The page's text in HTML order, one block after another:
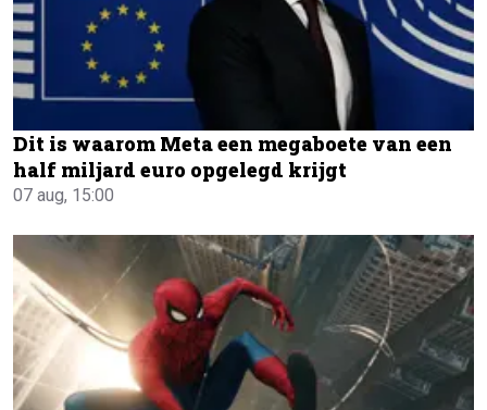
Dit is waarom Meta een megaboete van een
half miljard euro opgelegd krijgt
07 aug, 15:00